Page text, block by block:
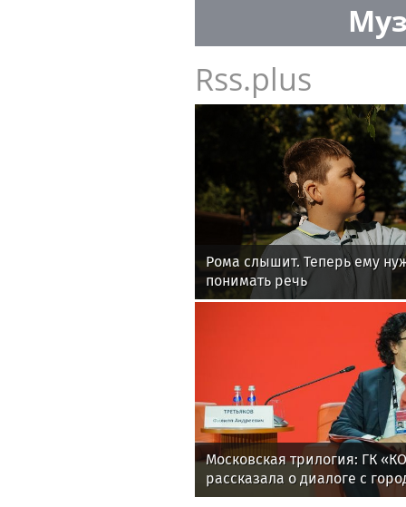
Rss.plus
Рома слышит. Теперь ему
понимать речь
Московская трилогия: ГК
рассказала о диалоге с
искусство, природу и